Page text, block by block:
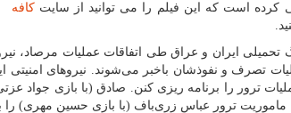
کرده است که این فیلم را می توانید از سایتکافه
تحمیلی ایران و عراق طی اتفاقات عملیات مرصاد،
تصرف و نفوذشان باخبر می‌شوند. نیروهای
ترور را برنامه ریزی کنن. صادق (با بازی جواد
ماموریت ترور عباس زری‌باف (با بازی حسین مهری) را